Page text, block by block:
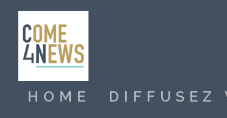
HOME DIFFUSEZ